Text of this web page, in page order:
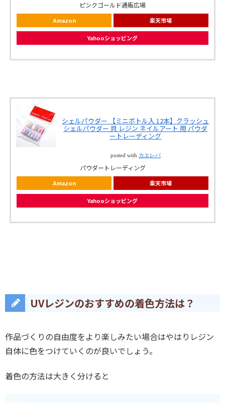
ピンクゴールド通販広場
Amazon 楽天市場
Yahooショッピング
シェルパウダー 【ミニボトル入 12本】クラッシュ
シェルパウダー 貝 レジン ネイルアート 用 パウダ
ートレーディング
posted with カエレバ
パウダートレーディング
Amazon 楽天市場
Yahooショッピング
UVレジンのおすすめの着色方法は？
作品づくりの自由度をより楽しみたい場合はやはりレジン
自体に色をつけていくのが良いでしょう。
着色の方法は大きく分けると